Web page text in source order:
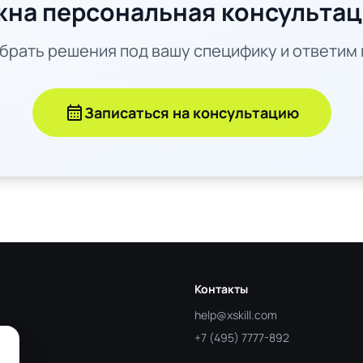
персональная
решения под вашу специфику и ответим
calendar_monthЗаписаться на консультацию
Контакты
help@xskill.com
+7 (495) 7777-892